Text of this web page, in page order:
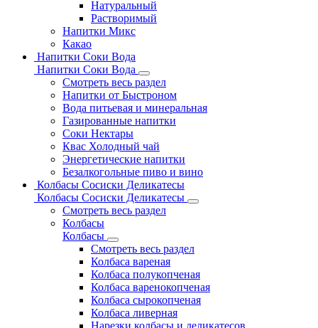
Натуральный
Растворимый
Напитки Микс
Какао
Напитки Соки Вода
Напитки Соки Вода
Смотреть весь раздел
Напитки от Быстроном
Вода питьевая и минеральная
Газированные напитки
Соки Нектары
Квас Холодный чай
Энергетические напитки
Безалкогольные пиво и вино
Колбасы Сосиски Деликатесы
Колбасы Сосиски Деликатесы
Смотреть весь раздел
Колбасы
Колбасы
Смотреть весь раздел
Колбаса вареная
Колбаса полукопченая
Колбаса варенокопченая
Колбаса сырокопченая
Колбаса ливерная
Нарезки колбасы и деликатесов